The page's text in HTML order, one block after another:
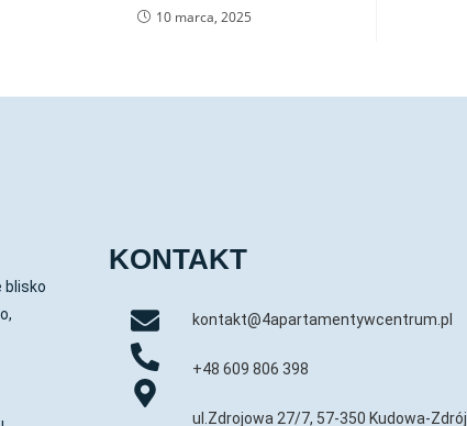
10 marca, 2025
blisko
KONTAKT
kontakt@4apartamentywcentrum.pl
+48 609 806 398
ul.Zdrojowa 27/7, 57-350 Kudowa-Zdrój